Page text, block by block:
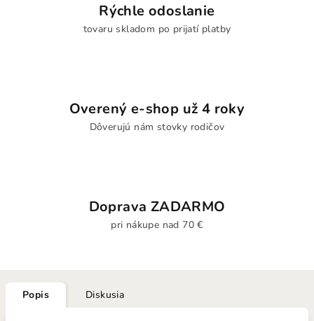
Rýchle odoslanie
tovaru skladom po prijatí platby
Overený e-shop už 4 roky
Dôverujú nám stovky rodičov
Doprava ZADARMO
pri nákupe nad 70 €
Popis Diskusia